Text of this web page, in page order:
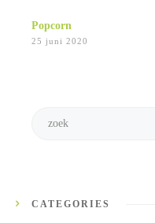
Popcorn
25 juni 2020
CATEGORIES